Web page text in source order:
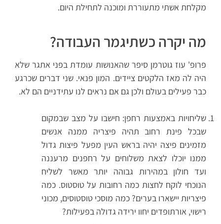
מקלחת אשתי מתעוררת ומוכנה לתחילת היום.
מה יקרה כשתיגמר העבודה?
פרופ' עוז גוטרמן סיפר שהאנושות עומדת בפני אתגר שלא
היה לה מאז הלקטים ציידים. המון פנאי. שני דברים שכרגע
כבר פעילים בעולם ולכן גם אם נראים לנו עתידניים הם לא.
שליחויות באמצעות רחפן: חישבו על מצב שבמקום
שבכל פינת רחוב תהיה פיצריה ממנה אנשים
מזמינים פיצה יהיה בראש העין מפעל פיצות גדול
ממנו יוכלו לצאת משלוחים על רחפנים מרעננה
ועד חולון במהירות גבוהה יותר מאשר לשליח
הנוכחי לוקח לחצות כמה רחובות על טוסטוס. כמה
פיצריות יישארו בערים? כמה מוסכי טוסטוסים, מכוני
רישוי, אורתופדים יחוו ירידה גדולה בפעילות?